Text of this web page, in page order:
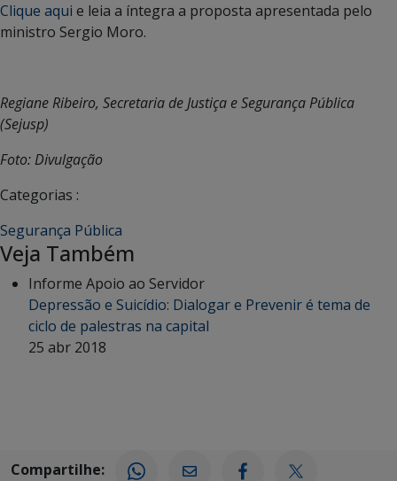
Clique aqui e leia a íntegra a proposta apresentada pelo
ministro Sergio Moro.
Regiane Ribeiro, Secretaria de Justiça e Segurança Pública
(Sejusp)
Foto: Divulgação
Categorias :
Segurança Pública
Veja Também
Informe Apoio ao Servidor
Depressão e Suicídio: Dialogar e Prevenir é tema de
ciclo de palestras na capital
25 abr 2018
Compartilhe: